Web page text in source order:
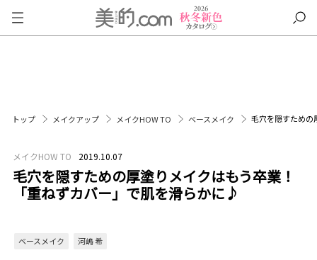
トップ メイクアップ メイクHOW TO ベースメイク 毛穴を隠すため
メイクHOW TO 2019.10.07
毛穴を隠すための厚塗りメイクはもう卒業！
「重ねずカバー」で肌を滑らかに♪
ベースメイク 河嶋 希